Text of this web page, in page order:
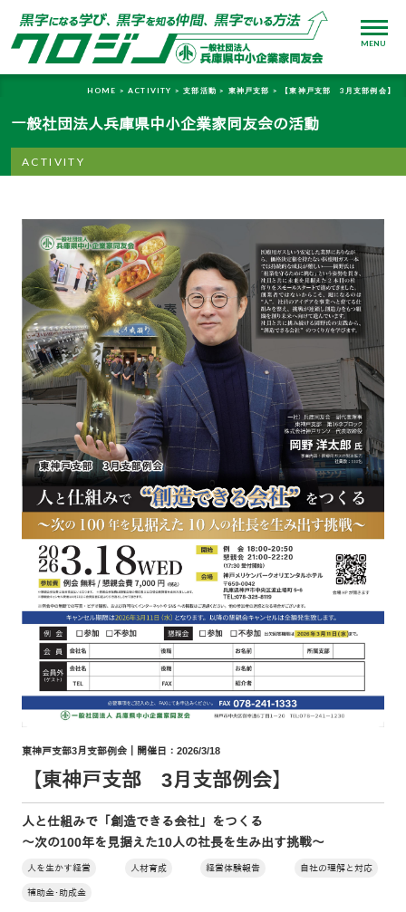
MENU
HOME > ACTIVITY >支部活動 > 東神戸支部 > 【東神戸支部 3月支部例会】
一般社団法人兵庫県中小企業家同友会の活動
ACTIVITY
東神戸支部3月支部例会｜開催日：2026/3/18
【東神戸支部 3月支部例会】
人と仕組みで「創造できる会社」をつくる
～次の100年を見据えた10人の社長を生み出す挑戦～
人を生かす経営 人材育成 経営体験報告 自社の理解と対応
補助金･助成金